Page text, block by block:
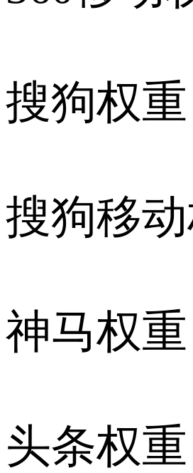
搜狗权重
搜狗移
神马权重
头条权重